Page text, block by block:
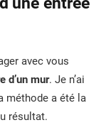
avec vous
d’un mur. Je n’ai
méthode a été la
résultat.